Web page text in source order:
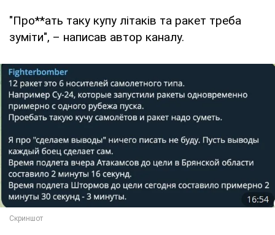
"Про**ать таку купу літаків та ракет треба
зуміти", – написав автор каналу.